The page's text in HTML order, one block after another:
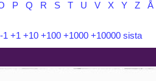
P Q R S T U V X Y Z Å
-1 +1 +10 +100 +1000 +10000 sista